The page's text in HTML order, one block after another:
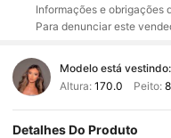
Informações e obrigações
Para denunciar este
Modelo está vestindo:
Altura: 170.0 Peito:
Detalhes Do Produto